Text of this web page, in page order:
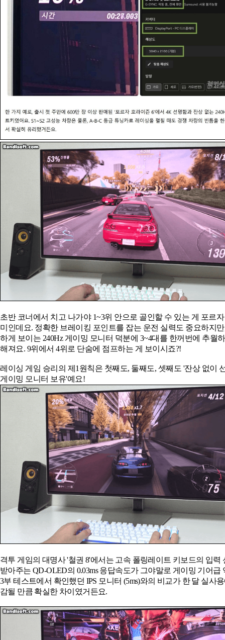
초반 코너에서 치고 나가야 1~3위 안으로 골인할 수 있는 게 포르
미인데요. 정확한 브레이킹 포인트를 잡는 운전 실력도 중요하지
하게 보이는 240Hz 게이밍 모니터 덕분에 3~4대를 한꺼번에 추월
해져요. 9위에서 4위로 단숨에 점프하는 게 보이시죠?!
레이싱 게임 승리의 제1원칙은 첫째도, 둘째도, 셋째도 '잔상 없이
게이밍 모니터 보유'예요!
격투 게임의 대명사 '철권 8'에서는 고속 폴링레이트 키보드의 입력
받아주는 QD-OLED의 0.03ms 응답속도가 그야말로 게이밍 기어급
3부 테스트에서 확인했던 IPS 모니터 (5ms)와의 비교가 한 달 실사
감될 만큼 확실한 차이였거든요.